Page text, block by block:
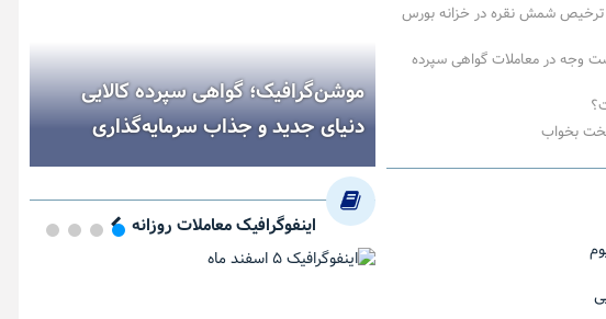
و ترخیص شمش نقره در خزانه بورس
وجه در معاملات گواهی سپرده
موشن‌گرافیک؛ گواهی سپرده کالایی
دنیای جدید و جذاب سرمایه‌گذاری
اینفوگرافیک معاملات روزانه